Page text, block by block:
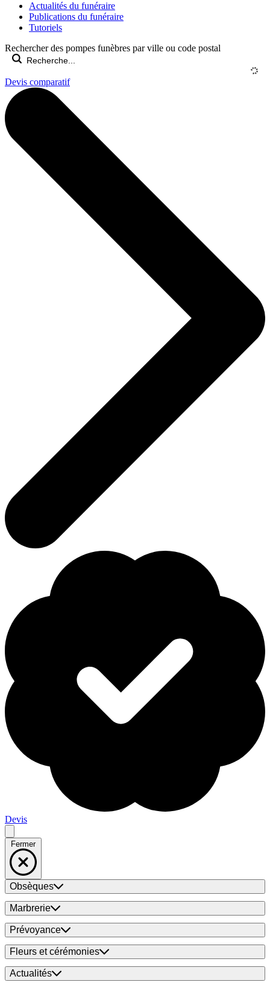
Actualités du funéraire
Publications du funéraire
Tutoriels
Rechercher des pompes funèbres par ville ou code postal
Devis comparatif
Devis
Fermer
Obsèques
Marbrerie
Prévoyance
Fleurs et cérémonies
Actualités